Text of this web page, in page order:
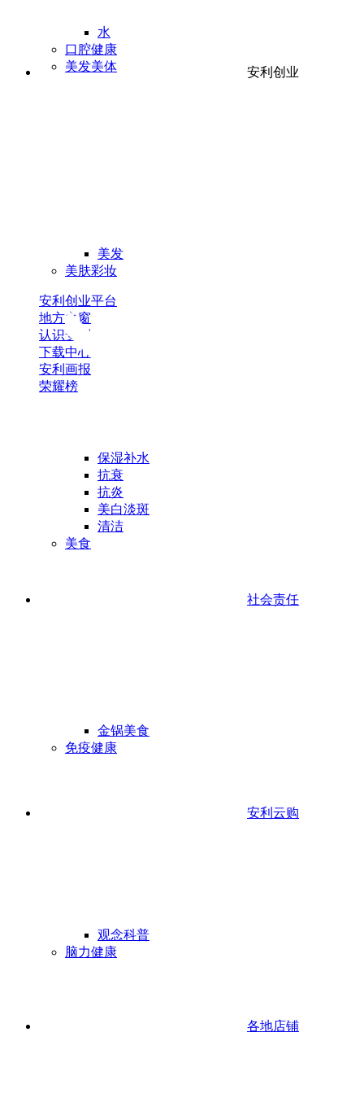
安利创业
安利创业平台
地方之窗
认识安利
下载中心
安利画报
荣耀榜
社会责任
安利云购
各地店铺
水
口腔健康
美发美体
美发
美肤彩妆
保湿补水
抗衰
抗炎
美白淡斑
清洁
美食
金锅美食
免疫健康
观念科普
脑力健康